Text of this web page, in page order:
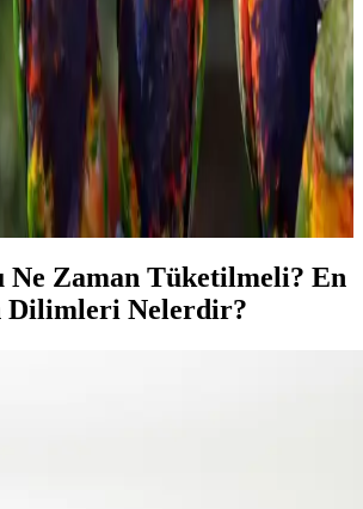
kullanılabilir, sofralarınıza lezzet
ve Tatlı Sektöründe Tüketici
Analizi
tüketicilerin ilgisini çeken geniş bir
hijyen ve doğal içerik ön planda olup,
öne çıkmayı sağlar.
Ne Zaman Tüketilmeli? En
Dilimleri Nelerdir?